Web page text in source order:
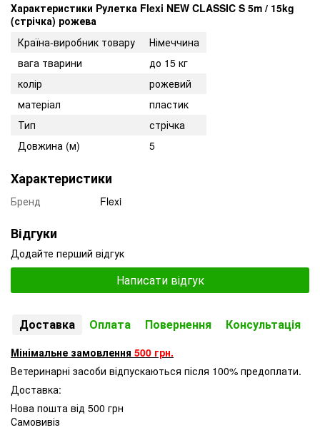
Характеристики Рулетка Flexi NEW CLASSIC S 5m / 15kg
(стрічка) рожева
Країна-виробник товару
Німеччина
вага тварини
до 15 кг
колір
рожевий
матеріал
пластик
Тип
стрічка
Довжина (м)
5
Характеристики
Бренд Flexi
Відгуки
Додайте перший відгук
Написати відгук
Доставка Оплата Повернення Консультація
Мінімальне замовлення 500 грн.
Ветеринарні засоби відпускаються після 100% предоплати.
Доставка:
Нова пошта від 500 грн
Самовивіз